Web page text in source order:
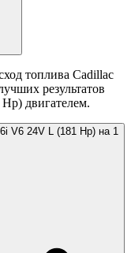
топлива Cadillac
результатов
двигателем.
V6 24V L (181 Hp) на 1